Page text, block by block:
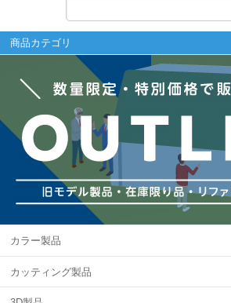
商品カテゴリ
カラー製品
カッティング製品